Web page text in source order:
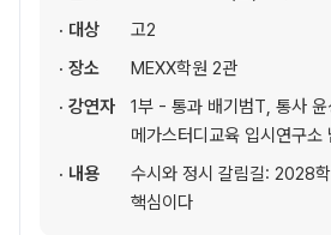
· 대상
고2
· 장소
MEXX학원 2관
· 강연자
1부 - 통과 배기범T, 통사
메가스터디교육 입시연구소
· 내용
수시와 정시 갈림길: 2028학
핵심이다